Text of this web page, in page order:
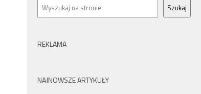
Szukaj
REKLAMA
NAJNOWSZE ARTYKUŁY